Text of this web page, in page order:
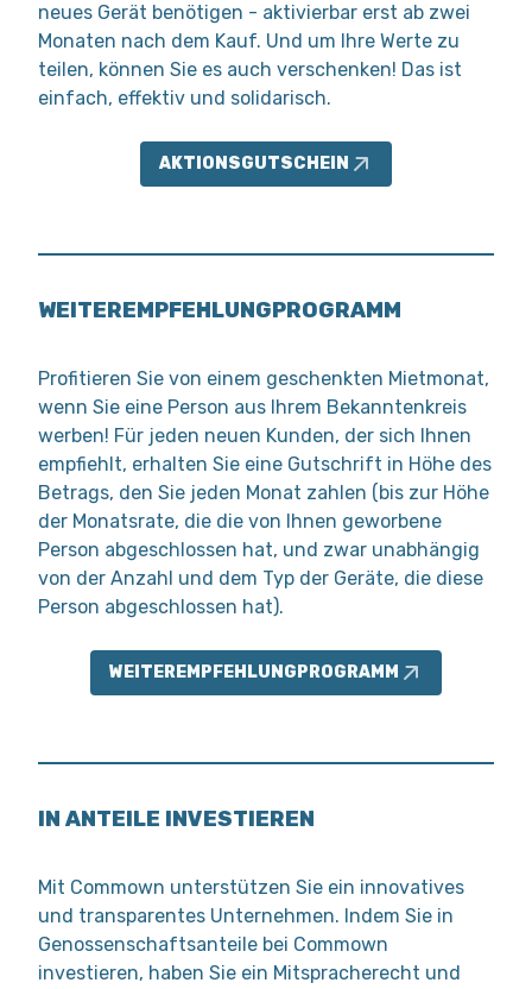
neues Gerät benötigen - aktivierbar erst ab zwei
Monaten nach dem Kauf. Und um Ihre Werte zu
teilen, können Sie es auch verschenken! Das ist
einfach, effektiv und solidarisch.
AKTIONSGUTSCHEIN
WEITEREMPFEHLUNGPROGRAMM
Profitieren Sie von einem geschenkten Mietmonat,
wenn Sie eine Person aus Ihrem Bekanntenkreis
werben! Für jeden neuen Kunden, der sich Ihnen
empfiehlt, erhalten Sie eine Gutschrift in Höhe des
Betrags, den Sie jeden Monat zahlen (bis zur Höhe
der Monatsrate, die die von Ihnen geworbene
Person abgeschlossen hat, und zwar unabhängig
von der Anzahl und dem Typ der Geräte, die diese
Person abgeschlossen hat).
WEITEREMPFEHLUNGPROGRAMM
IN ANTEILE INVESTIEREN
Mit Commown unterstützen Sie ein innovatives
und transparentes Unternehmen. Indem Sie in
Genossenschaftsanteile bei Commown
investieren, haben Sie ein Mitspracherecht und